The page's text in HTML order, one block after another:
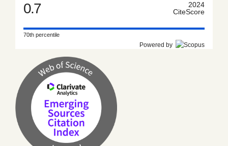
0.7
2024
CiteScore
70th percentile
Powered by